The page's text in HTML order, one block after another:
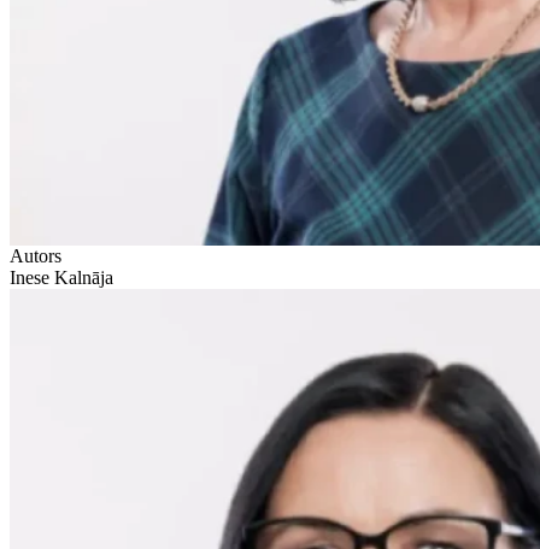
Autors
Inese Kalnāja